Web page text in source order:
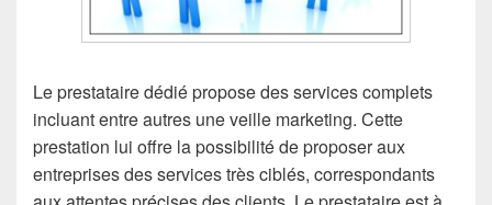
Le prestataire dédié propose des services complets
incluant entre autres une veille marketing. Cette
prestation lui offre la possibilité de proposer aux
entreprises des services très ciblés, correspondants